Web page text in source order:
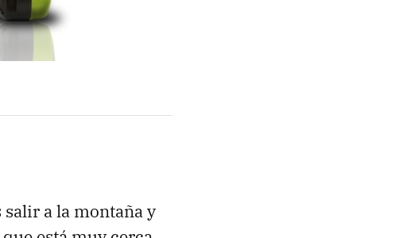
a la montaña y